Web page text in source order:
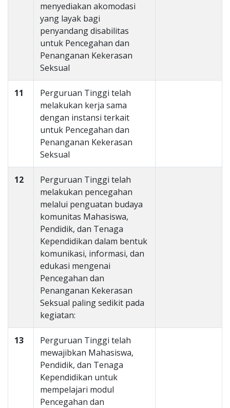
menyediakan akomodasi
yang layak bagi
penyandang disabilitas
untuk Pencegahan dan
Penanganan Kekerasan
Seksual
11
Perguruan Tinggi telah
melakukan kerja sama
dengan instansi terkait
untuk Pencegahan dan
Penanganan Kekerasan
Seksual
12
Perguruan Tinggi telah
melakukan pencegahan
melalui penguatan budaya
komunitas Mahasiswa,
Pendidik, dan Tenaga
Kependidikan dalam bentuk
komunikasi, informasi, dan
edukasi mengenai
Pencegahan dan
Penanganan Kekerasan
Seksual paling sedikit pada
kegiatan:
13
Perguruan Tinggi telah
mewajibkan Mahasiswa,
Pendidik, dan Tenaga
Kependidikan untuk
mempelajari modul
Pencegahan dan